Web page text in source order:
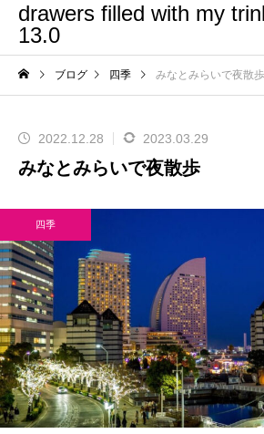
drawers filled with my
13.0
ブログ 四季 みなとみらいで夜散歩
2022.12.28 2023.03.29
みなとみらいで夜散歩
四季